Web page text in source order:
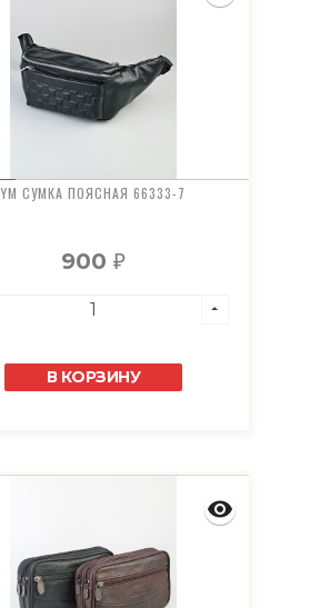
YM СУМКА ПОЯСНАЯ 66333-7
900 ₽
В КОРЗИНУ